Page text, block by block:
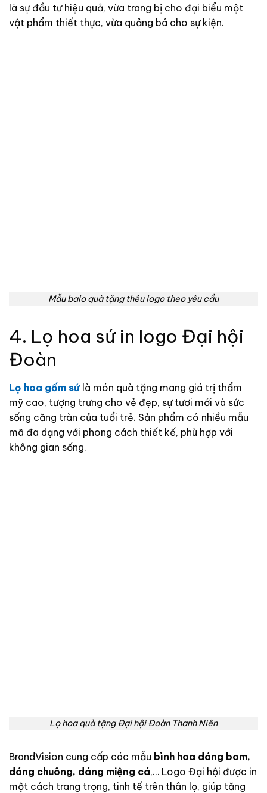
là sự đầu tư hiệu quả, vừa trang bị cho đại biểu một
vật phẩm thiết thực, vừa quảng bá cho sự kiện.
Mẫu balo quà tặng thêu logo theo yêu cầu
4. Lọ hoa sứ in logo Đại hội
Đoàn
Lọ hoa gốm sứlà món quà tặng mang giá trị thẩm
mỹ cao, tượng trưng cho vẻ đẹp, sự tươi mới và sức
sống căng tràn của tuổi trẻ. Sản phẩm có nhiều mẫu
mã đa dạng với phong cách thiết kế, phù hợp với
không gian sống.
Lọ hoa quà tặng Đại hội Đoàn Thanh Niên
BrandVision cung cấp các mẫu bình hoa dáng bom,
dáng chuông, dáng miệng cá,… Logo Đại hội được in
một cách trang trọng, tinh tế trên thân lọ, giúp tăng